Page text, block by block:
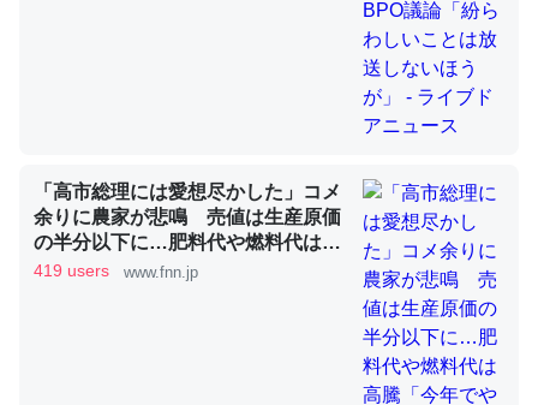
─ニュース :: 【研究発表】昆虫学の大問題＝「昆虫はなぜ海にいな
ウチもEchoを実家に置いて４年。でたまに覗いてる。ぼ
ちぼちRingも置こうかと画策中。あと、Googleマップで
位置情報を共有してる。電池残量や充電中かが分かるので
─たまにLINEするくらいだった遠方の父67歳と僕。ITツール導入で
コミュニケーションが劇的に変化した｜tayorini by LIFULL介護
「高市総理には愛想尽かした」コメ
余りに農家が悲鳴 売値は生産原価
の半分以下に…肥料代や燃料代は高
騰「今年でやめる」農家も｜FNNプ
419 users www.fnn.jp